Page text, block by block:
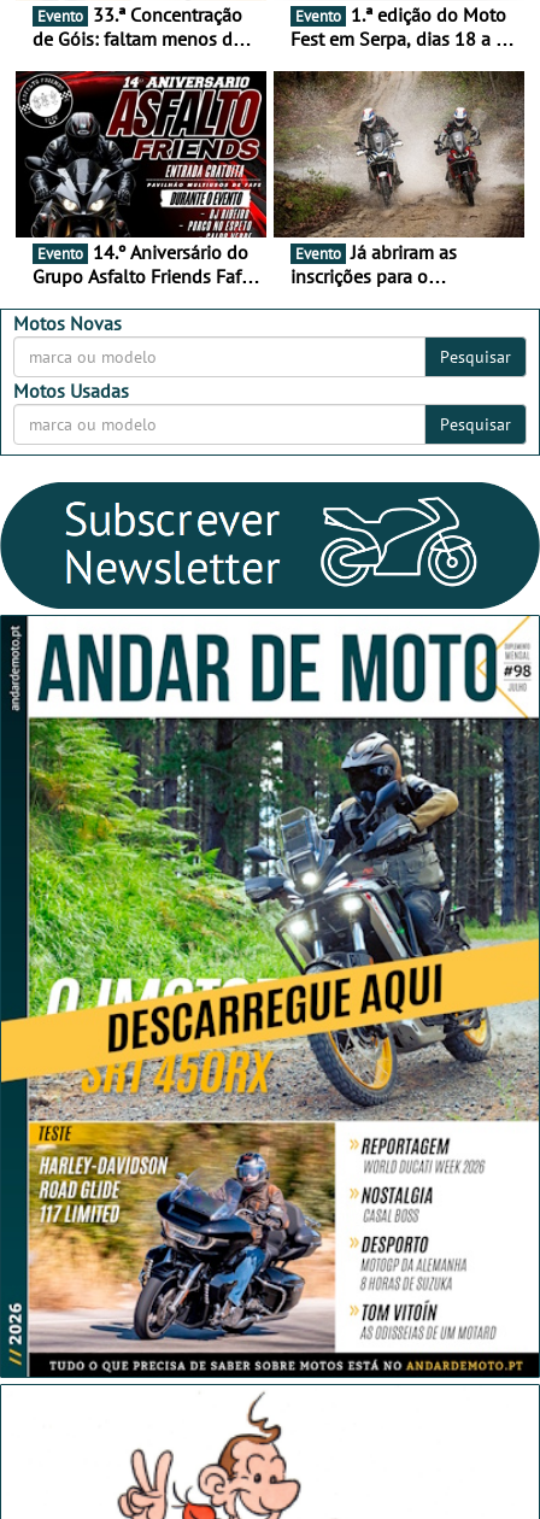
Evento
de Góis: faltam menos de
16 de agosto
Evento
Fest em Serpa, dias 18 a 20
duas rodas invade o Baixo
Alentejo
Evento
Grupo Asfalto Friends Fafe,
2026
Evento Já abriram as
inscrições para o
Motos Novas
Pesquisar
Motos Usadas
Pesquisar